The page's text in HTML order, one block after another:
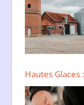
Hautes Glaces